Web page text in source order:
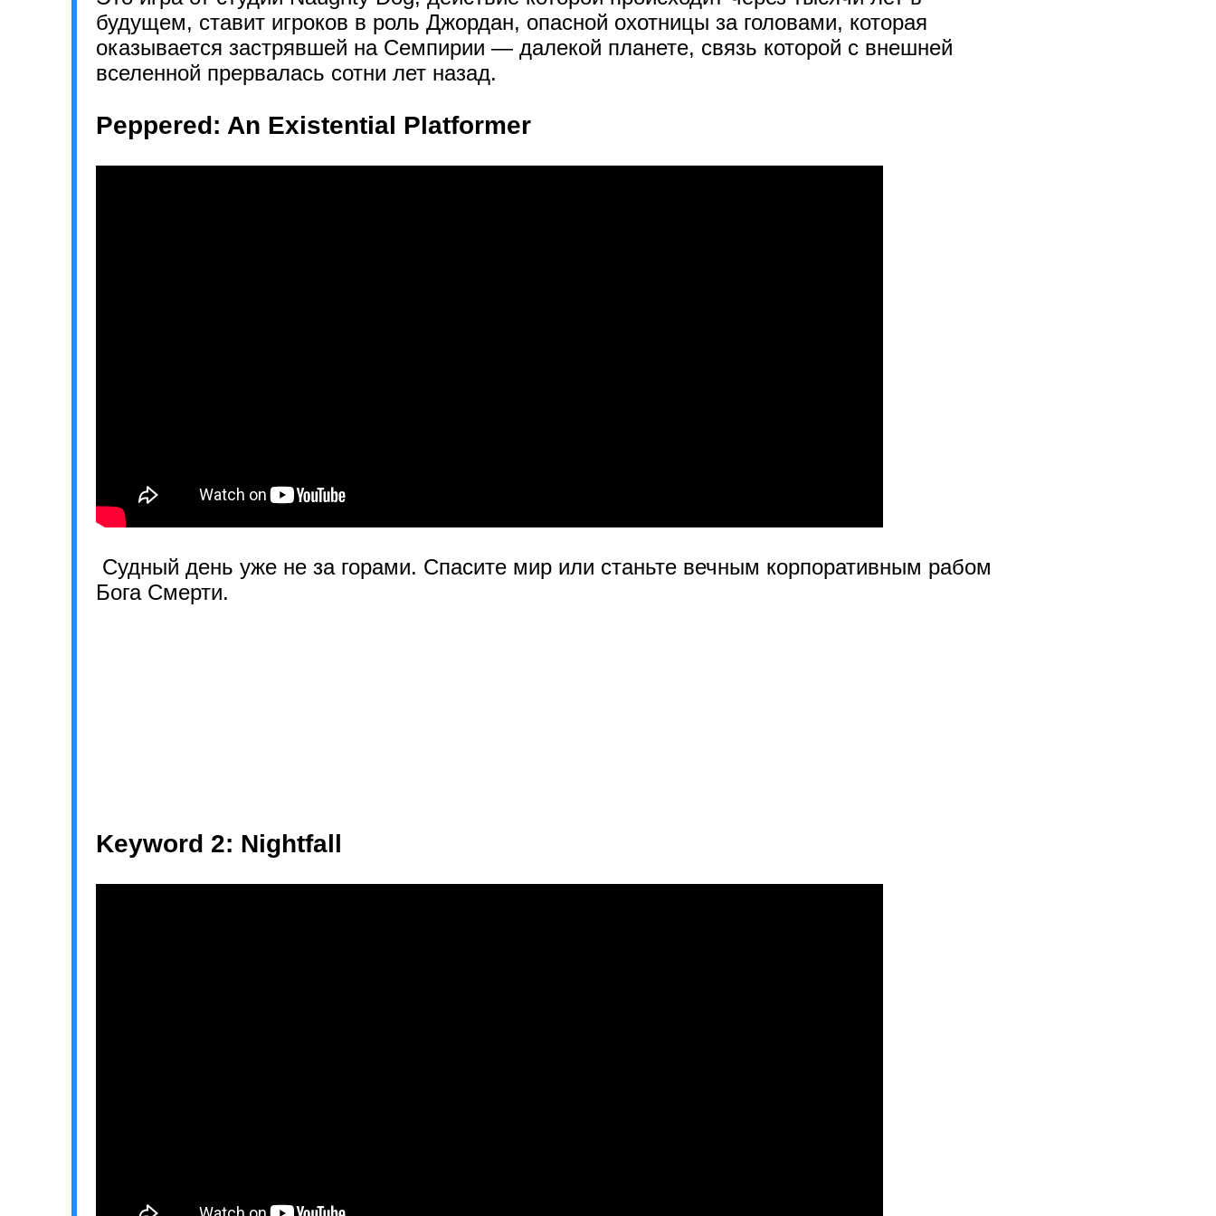
будущем, ставит игроков в роль Джордан, опасной охотницы за головами, которая
оказывается застрявшей на Семпирии — далекой планете, связь которой с внешней
вселенной прервалась сотни лет назад.
Peppered: An Existential Platformer
Судный день уже не за горами. Спасите мир или станьте вечным корпоративным рабом
Бога Смерти.
Keyword 2: Nightfall